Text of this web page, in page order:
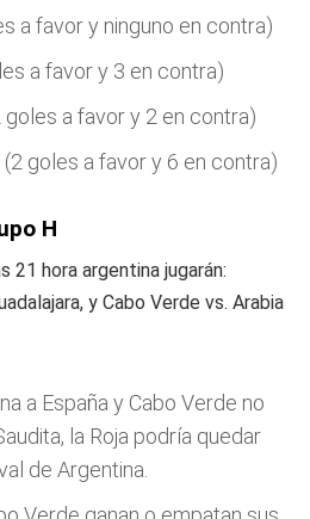
a favor y ninguno en contra)
a favor y 3 en contra)
goles a favor y 2 en contra)
(2 goles a favor y 6 en contra)
H
21 hora argentina jugarán:
y Cabo Verde vs. Arabia
a España y Cabo Verde no
la Roja podría quedar
de Argentina.